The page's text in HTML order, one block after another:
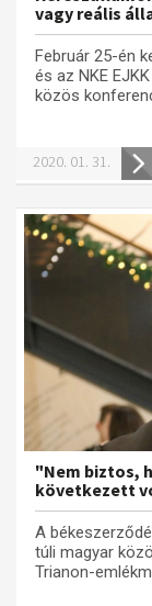
vagy reális
Február 25-én
és az NKE
közös
2020. 01. 31.
"Nem biztos,
következett
A
túli magyar
Trianon-